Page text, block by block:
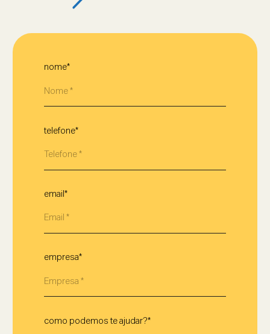
nome*
telefone*
email*
empresa*
como podemos te ajudar?*